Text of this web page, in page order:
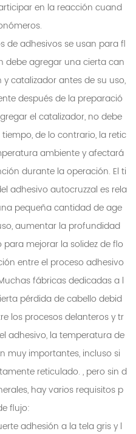
en la reacción cuand
de adhesivos se usan para fl
debe agregar una cierta can
catalizador antes de su uso,
después de la preparació
el catalizador, no debe
de lo contrario, la retic
ambiente y afectará
durante la operación. El ti
adhesivo autocruzzal es rela
pequeña cantidad de age
aumentar la profundidad
mejorar la solidez de flo
entre el proceso adhesivo
fábricas dedicadas a l
pérdida de cabello debid
los procesos delanteros y tr
adhesivo, la temperatura de
muy importantes, incluso si
reticulado. , pero sin d
hay varios requisitos p
flujo:
adhesión a la tela gris y l